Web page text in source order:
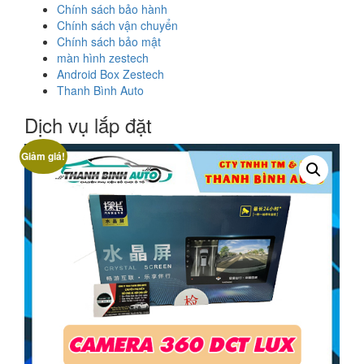
Chính sách bảo hành
Chính sách vận chuyển
Chính sách bảo mật
màn hình zestech
Android Box Zestech
Thanh Bình Auto
Dịch vụ lắp đặt
Giảm giá!